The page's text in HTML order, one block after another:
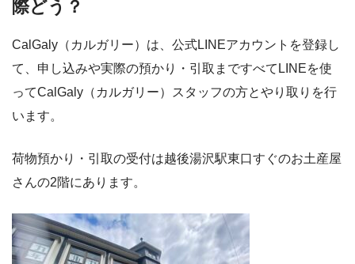
際どう？
CalGaly（カルガリー）は、公式LINEアカウントを登録し
て、申し込みや実際の預かり・引取まですべてLINEを使
ってCalGaly（カルガリー）スタッフの方とやり取りを行
います。
荷物預かり・引取の受付は越後湯沢駅東口すぐのお土産屋
さんの2階にあります。